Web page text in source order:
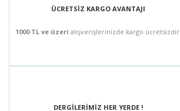
ÜCRETSİZ KARGO AVANTAJI
1000 TL ve üzeri alışverişlerinizde kargo ücretsizdir.
DERGİLERİMİZ HER YERDE !